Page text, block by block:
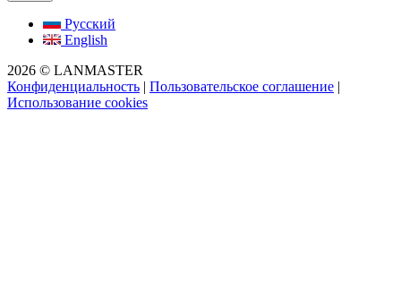
Русский
English
2026 © LANMASTER
Конфиденциальность | Пользовательское соглашение |
Использование cookies